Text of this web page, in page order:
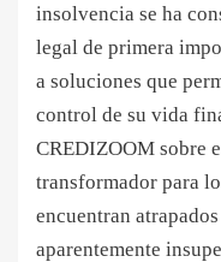
insolvencia se ha
legal de primera
a soluciones que
control de su vida
CREDIZOOM sobre
transformador para
encuentran
aparentemente